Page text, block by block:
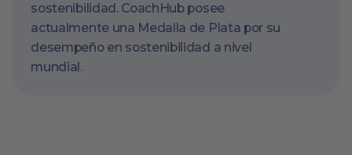
sostenibilidad. CoachHub posee
actualmente una Medalla de Plata por su
desempeño en sostenibilidad a nivel
mundial.